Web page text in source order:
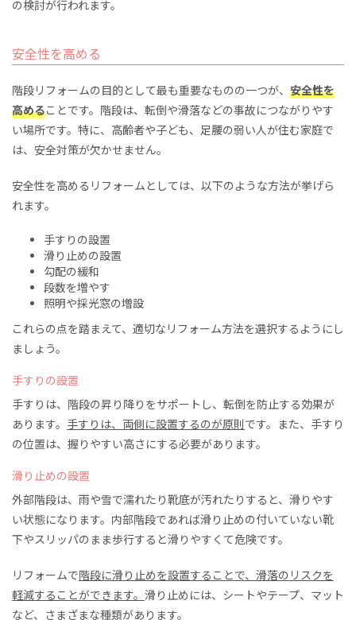
の検討が行われます。
安全性を高める
階段リフォームの目的として最も重要なものの一つが、 安全性を
高めることです。階段は、転倒や滑落などの事故につながりやす
い場所です。特に、高齢者や子ども、足腰の弱い人が住む家庭で
は、安全対策が欠かせません。
安全性を高めるリフォームとしては、以下のような方法が挙げら
れます。
手すりの設置
滑り止めの設置
勾配の緩和
段数を増やす
照明や採光窓の増設
これらの点を踏まえて、適切なリフォーム方法を選択するようにし
ましょう。
手すりの設置
手すりは、階段の昇り降りをサポートし、転倒を防止する効果が
あります。 手すりは、両側に設置するのが原則です。また、手すり
の位置は、握りやすい高さにする必要があります。
滑り止めの設置
外部階段は、 雨や雪で濡れたり靴底が汚れたりすると、滑りやす
い状態になります。内部階段であれば滑り止めの付いていない靴
下やスリッパのまま歩行すると滑りやすくて危険です。
リフォームで階段に滑り止めを設置することで、滑落のリスクを
軽減することができます。 滑り止めには、シートやテープ、マット
など、さまざまな種類があります。